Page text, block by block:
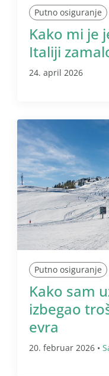
Putno osiguranje
Kako mi je
Italiji
24. april 2026
Putno osiguranje
Kako sam
izbegao
evra
20. februar 2026 •